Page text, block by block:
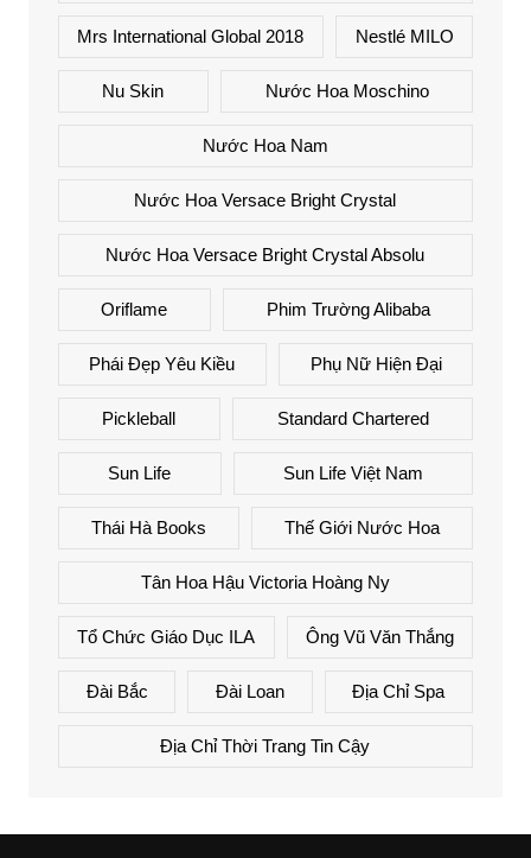
Mrs International Global 2018 Nestlé MILO
Nu Skin Nước Hoa Moschino
Nước Hoa Nam
Nước Hoa Versace Bright Crystal
Nước Hoa Versace Bright Crystal Absolu
Oriflame Phim Trường Alibaba
Phái Đẹp Yêu Kiều Phụ Nữ Hiện Đại
Pickleball Standard Chartered
Sun Life Sun Life Việt Nam
Thái Hà Books Thế Giới Nước Hoa
Tân Hoa Hậu Victoria Hoàng Ny
Tổ Chức Giáo Dục ILA Ông Vũ Văn Thắng
Đài Bắc Đài Loan Địa Chỉ Spa
Địa Chỉ Thời Trang Tin Cậy